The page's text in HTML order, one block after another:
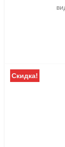
Скидка!